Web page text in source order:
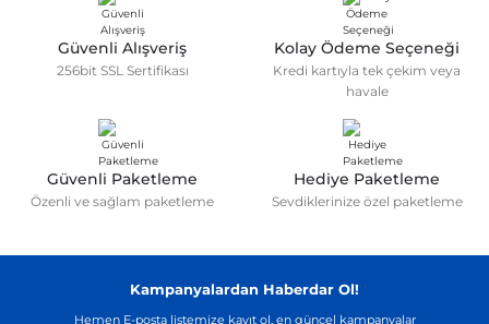
Ürün açıklamasında eksik bilgiler bulunuyor.
Ürün bilgilerinde hatalar bulunuyor.
Ürün fiyatı diğer sitelerden daha pahalı.
Deneyimini Paylaş
Güvenli Alışveriş
256bit SSL Sertifikası
Kolay Ödeme Seçeneği
Kredi kartıyla tek çekim veya
havale
Güvenli Paketleme
Özenli ve sağlam paketleme
Hediye Paketleme
Sevdiklerinize özel paketleme
Kampanyalardan Haberdar Ol!
Hemen E-posta listemize kayıt ol, en güncel kampanyalar